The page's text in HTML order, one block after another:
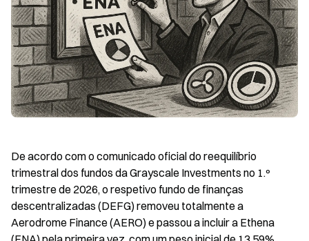
De acordo com o comunicado oficial do reequilíbrio
trimestral dos fundos da Grayscale Investments no 1.º
trimestre de 2026, o respetivo fundo de finanças
descentralizadas (DEFG) removeu totalmente a
Aerodrome Finance (AERO) e passou a incluir a Ethena